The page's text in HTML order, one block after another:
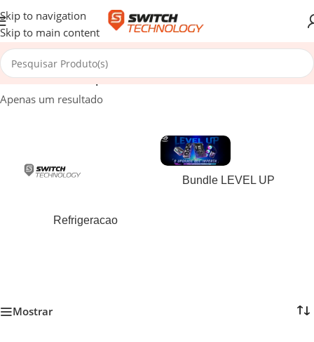
Skip to navigation
Skip to main content
Início/Produtos etiquetados com “4260711990601”
Apenas um resultado
Refrigeracao
Bundle LEVEL UP
Mostrar